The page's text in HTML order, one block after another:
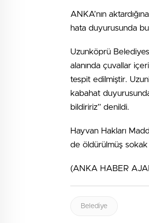
ANKA’nın
hata duyurusunda
Uzunköprü
alanında çuvallar
tespit edilmiştir.
kabahat
bildiririz” denildi.
Hayvan Hakları
de öldürülmüş
(ANKA HABER
Belediye